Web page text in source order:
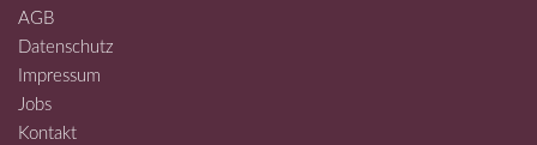
AGB
Datenschutz
Impressum
Jobs
Kontakt